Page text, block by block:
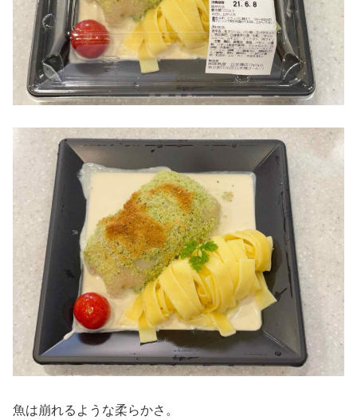
魚は崩れるような柔らかさ。